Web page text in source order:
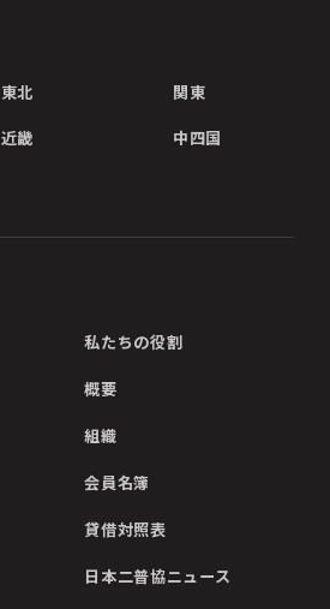
東北 関東
近畿 中四国
私たちの役割
概要
組織
会員名簿
貸借対照表
日本二普協ニュース